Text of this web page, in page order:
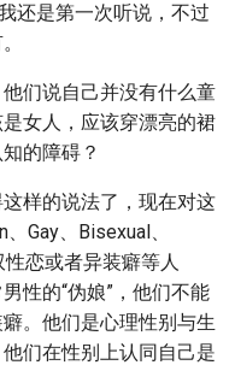
还是第一次听说，不过
们说自己并没有什么童
女人，应该穿漂亮的裙
的障碍？
样的说法了，现在对这
Gay、Bisexual、
恋或者异装癖等人
性的“伪娘”，他们不能
。他们是心理性别与生
们在性别上认同自己是